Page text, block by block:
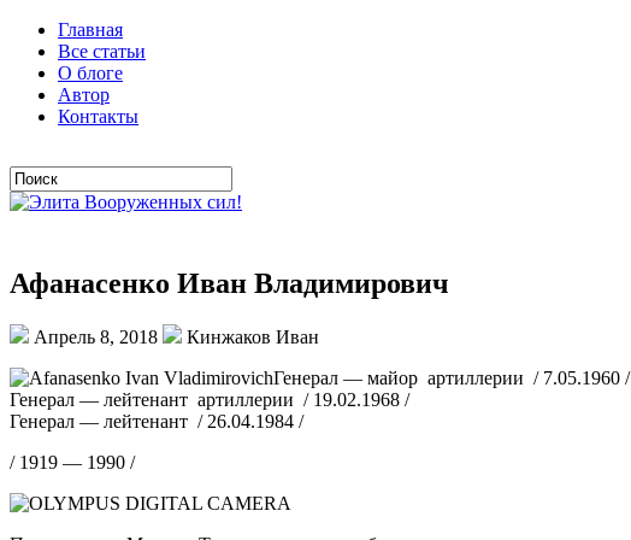
Главная
Все статьи
О блоге
Автор
Контакты
Афанасенко Иван Владимирович
Апрель 8, 2018
Кинжаков Иван
Генерал — майор артиллерии / 7.05.1960 /
Генерал — лейтенант артиллерии / 19.02.1968 /
Генерал — лейтенант / 26.04.1984 /
/ 1919 — 1990 /